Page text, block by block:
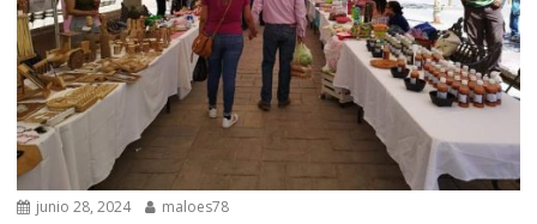
junio 28, 2024 maloes78